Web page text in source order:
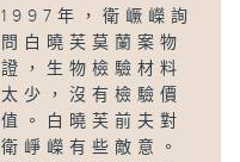
1997年，衛嶥嶸詢
問白曉芙莫蘭案物
證，生物檢驗材料
太少，沒有檢驗價
值。白曉芙前夫對
衛崢嶸有些敵意。